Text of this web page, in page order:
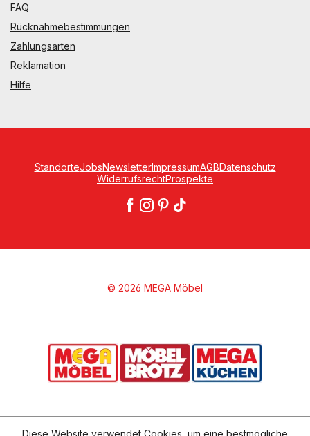
FAQ
Rücknahmebestimmungen
Zahlungsarten
Reklamation
Hilfe
StandorteJobsNewsletterImpressumAGBDatenschutz
WiderrufsrechtProspekte
© 2026 MEGA Möbel
Diese Website verwendet Cookies, um eine bestmögliche